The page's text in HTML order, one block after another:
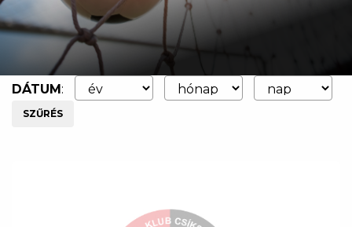
DÁTUM:
SZŰRÉS